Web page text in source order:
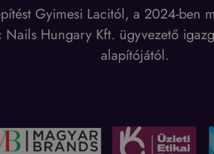
Gyimesi Lacitól, a 2024-ben
Nails Hungary Kft. ügyvezető
alapítójától.